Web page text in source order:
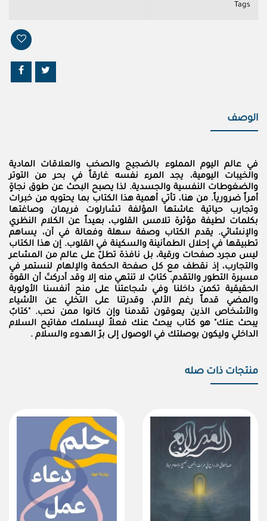
Tags
الوصف
في عالم اليوم المملوء بالضجيج والصخب والعلاقات المادية
والخيبات اليومية، يجد المرء نفسه غارقاً في بحر من التوتر
والضغوطات النفسية والجسدية. لذا يصبح البحث عن طوق نجاةٍ
أمراً ضرورياً. من هنا، تأتي أهمية هذا الكتاب بما يحتويه من خبرات
وتجارب حياتية عاشتها المؤلفة تشارلوت فريمان وصاغتها
بكلمات لطيفة مؤثرة تلامس القلوب، بعيداً عن الكلام النظري
والإنشائي. يقدم الكتاب وصفة سهلة وفعالة في آن، يساهم
تطبيقها في إحلال الطمأنينة والسكينة في القلوب. إن هذا الكتاب
ليس مجرد صفحات ورقية، بل نافذة تطلّ على عالم من المشاعر
والتجارب، إذ نقطف مع كل صفحة الحكمة والإلهام لنستمر في
مسيرة التطور والتقدم. كتابٌ لا تنتهي منه إلا وقد أدركتَ أن القوة
الحقيقية تكمن داخلنا وفي شجاعتنا على منح أنفسنا الأولوية
والمضي قدماً رغم الألم، وقدرتنا على التخلي عن الأشياء
والأشخاص الذين يعوقون تقدمنا وإن كانوا ممن نحب. "كتابٌ
يبحث عنك" هو كتاب يبحث عنك فعلاً ليسلمك مفاتيح السلام
الداخلي وليكون بوصلتك في الوصول إلى برّ الهدوء والسلام .
منتجات ذات صله